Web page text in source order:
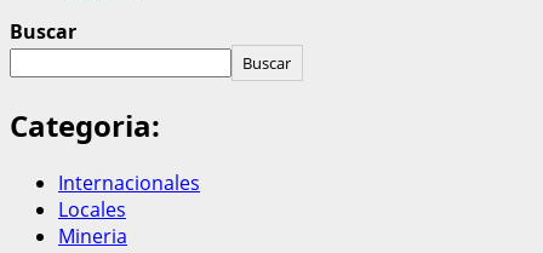
Buscar
Buscar
Categoria:
Internacionales
Locales
Mineria